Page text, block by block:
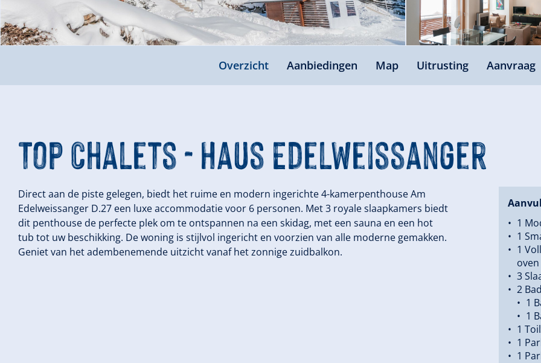
Overzicht Aanbiedingen Map Uitrusting Aanvraag
Top Chalets - Haus Edelweissanger
Direct aan de piste gelegen, biedt het ruime en modern ingerichte 4-kamerpenthouse Am
Edelweissanger D.27 een luxe accommodatie voor 6 personen. Met 3 royale slaapkamers biedt
dit penthouse de perfecte plek om te ontspannen na een skidag, met een sauna en een hot
tub tot uw beschikking. De woning is stijlvol ingericht en voorzien van alle moderne gemakken.
Geniet van het adembenemende uitzicht vanaf het zonnige zuidbalkon.
1
1
1
3
2
1
1
1
1
1